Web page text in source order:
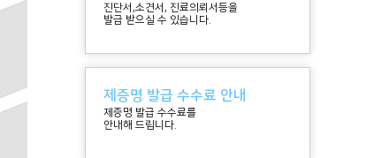
진단서,소견서, 진료의뢰서등을
발급 받으실 수 있습니다.
제증명 발급 수수료 안내
제증명 발급 수수료를
안내해 드립니다.